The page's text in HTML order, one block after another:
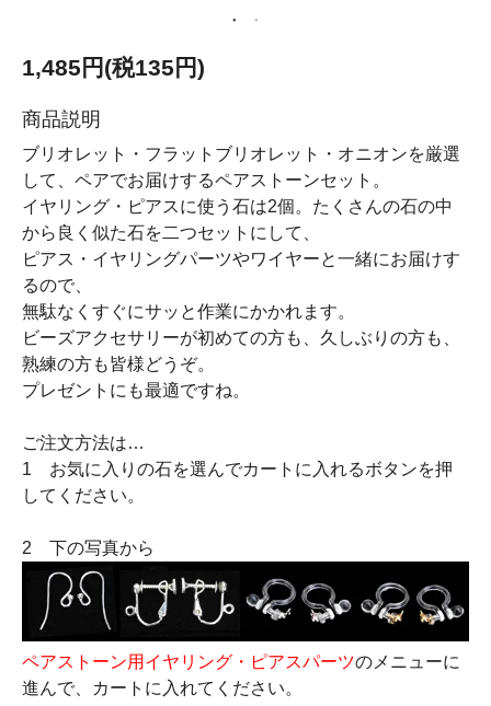
1,485円(税135円)
商品説明
ブリオレット・フラットブリオレット・オニオンを厳選
して、ペアでお届けするペアストーンセット。
イヤリング・ピアスに使う石は2個。たくさんの石の中
から良く似た石を二つセットにして、
ピアス・イヤリングパーツやワイヤーと一緒にお届けす
るので、
無駄なくすぐにサッと作業にかかれます。
ビーズアクセサリーが初めての方も、久しぶりの方も、
熟練の方も皆様どうぞ。
プレゼントにも最適ですね。
ご注文方法は…
1 お気に入りの石を選んでカートに入れるボタンを押
してください。
2 下の写真から
ペアストーン用イヤリング・ピアスパーツのメニューに
進んで、カートに入れてください。